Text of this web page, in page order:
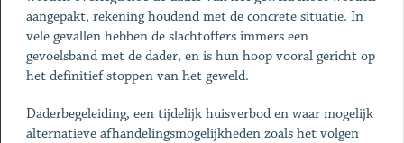
aangepakt, rekening houdend met de concrete situatie. In
vele gevallen hebben de slachtoffers immers een
gevoelsband met de dader, en is hun hoop vooral gericht op
het definitief stoppen van het geweld.
Daderbegeleiding, een tijdelijk huisverbod en waar mogelijk
alternatieve afhandelingsmogelijkheden zoals het volgen